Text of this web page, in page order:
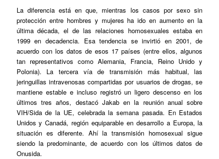
La diferencia está en que, mientras los casos por sexo sin
protección entre hombres y mujeres ha ido en aumento en la
última década, el de las relaciones homosexuales estaba en
1999 en decadencia. Esa tendencia se invirtió en 2001, de
acuerdo con los datos de esos 17 países (entre ellos, algunos
tan representativos como Alemania, Francia, Reino Unido y
Polonia). La tercera vía de transmisión más habitual, las
jeringuillas intravenosas compartidas por usuarios de drogas, se
mantiene estable e incluso registró un ligero descenso en los
últimos tres años, destacó Jakab en la reunión anual sobre
VIH/Sida de la UE, celebrada la semana pasada. En Estados
Unidos y Canadá, región equiparable en desarrollo a Europa, la
situación es diferente. Ahí la transmisión homosexual sigue
siendo la predominante, de acuerdo con los últimos datos de
Onusida.